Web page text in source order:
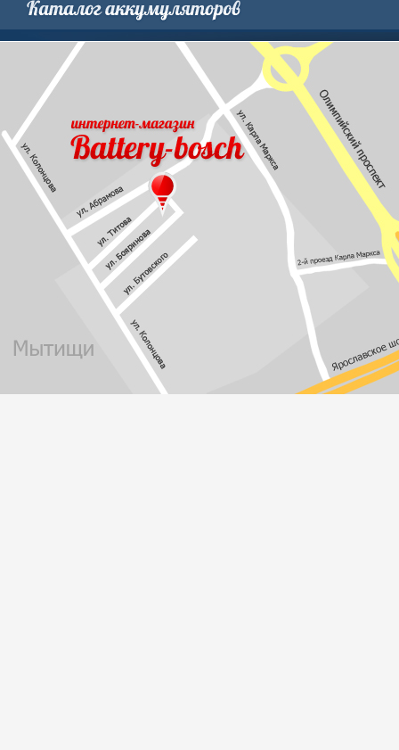
30
34 36
61
66 67 68 69
90 92
93 94 95 96 97 98 100 101
121 122 123 124 125